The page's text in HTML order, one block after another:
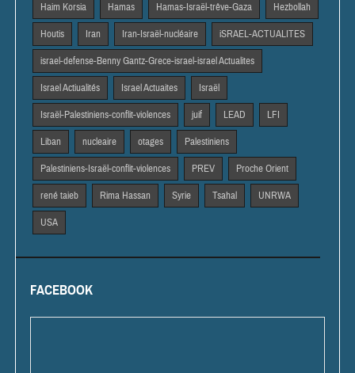
Haim Korsia Hamas Hamas-Israël-trêve-Gaza Hezbollah
Houtis Iran Iran-Israël-nucléaire iSRAEL-ACTUALITES
israel-defense-Benny Gantz-Grece-israel-israel Actualites
Israel Actiualités Israel Actuaites Israël
Israël-Palestiniens-conflit-violences juif LEAD LFI
Liban nucleaire otages Palestiniens
Palestiniens-Israël-conflit-violences PREV Proche Orient
rené taieb Rima Hassan Syrie Tsahal UNRWA
USA
FACEBOOK